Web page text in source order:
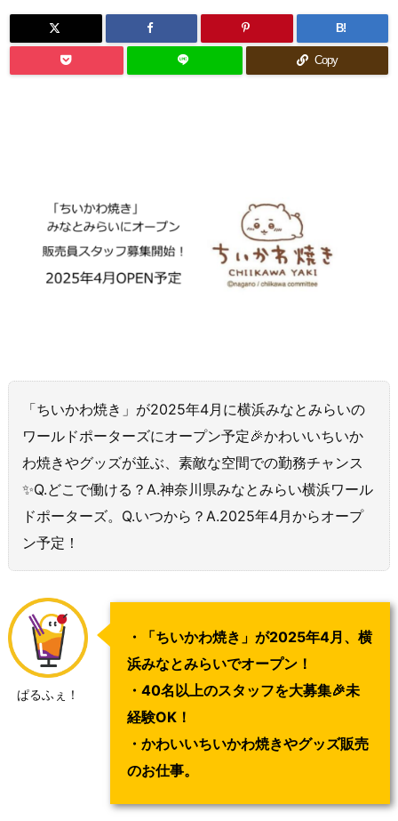
B!
Copy
「ちいかわ焼き」が2025年4月に横浜みなとみらいの
ワールドポーターズにオープン予定🎉かわいいちいか
わ焼きやグッズが並ぶ、素敵な空間での勤務チャンス
✨Q.どこで働ける？A.神奈川県みなとみらい横浜ワール
ドポーターズ。Q.いつから？A.2025年4月からオープ
ン予定！
ぱるふぇ！
・「ちいかわ焼き」が2025年4月、横
浜みなとみらいでオープン！
・40名以上のスタッフを大募集🎉未
経験OK！
・かわいいちいかわ焼きやグッズ販売
のお仕事。